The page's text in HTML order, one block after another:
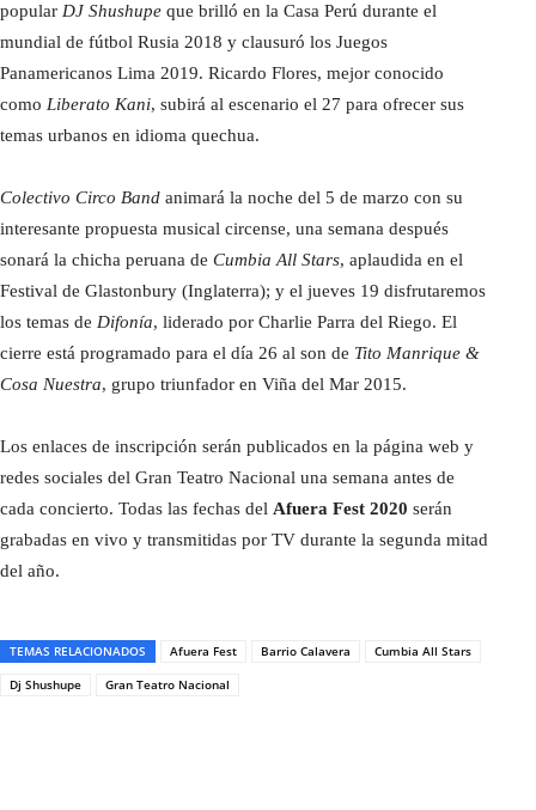
popular DJ Shushupe que brilló en la Casa Perú durante el
mundial de fútbol Rusia 2018 y clausuró los Juegos
Panamericanos Lima 2019. Ricardo Flores, mejor conocido
como Liberato Kani, subirá al escenario el 27 para ofrecer sus
temas urbanos en idioma quechua.
Colectivo Circo Band animará la noche del 5 de marzo con su
interesante propuesta musical circense, una semana después
sonará la chicha peruana de Cumbia All Stars, aplaudida en el
Festival de Glastonbury (Inglaterra); y el jueves 19 disfrutaremos
los temas de Difonía, liderado por Charlie Parra del Riego. El
cierre está programado para el día 26 al son de Tito Manrique &
Cosa Nuestra, grupo triunfador en Viña del Mar 2015.
Los enlaces de inscripción serán publicados en la página web y
redes sociales del Gran Teatro Nacional una semana antes de
cada concierto. Todas las fechas del Afuera Fest 2020 serán
grabadas en vivo y transmitidas por TV durante la segunda mitad
del año.
TEMAS RELACIONADOS Afuera Fest Barrio Calavera
Cumbia All Stars
Dj Shushupe
Gran Teatro Nacional